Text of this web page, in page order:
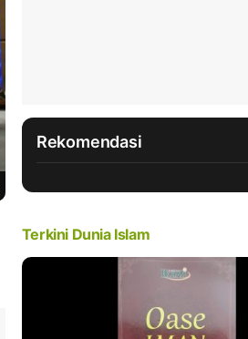
Rekomendasi
Terkini Dunia Islam